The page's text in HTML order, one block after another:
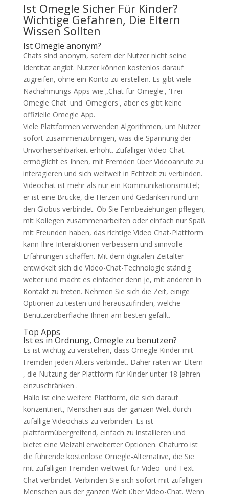
Ist Omegle Sicher Für Kinder?
Wichtige Gefahren, Die Eltern
Wissen Sollten
Ist Omegle anonym?
Chats sind anonym, sofern der Nutzer nicht seine
Identität angibt. Nutzer können kostenlos darauf
zugreifen, ohne ein Konto zu erstellen. Es gibt viele
Nachahmungs-Apps wie „Chat für Omegle', 'Frei
Omegle Chat' und 'Omeglers', aber es gibt keine
offizielle Omegle App.
Viele Plattformen verwenden Algorithmen, um Nutzer
sofort zusammenzubringen, was die Spannung der
Unvorhersehbarkeit erhöht. Zufälliger Video-Chat
ermöglicht es Ihnen, mit Fremden über Videoanrufe zu
interagieren und sich weltweit in Echtzeit zu verbinden.
Videochat ist mehr als nur ein Kommunikationsmittel;
er ist eine Brücke, die Herzen und Gedanken rund um
den Globus verbindet. Ob Sie Fernbeziehungen pflegen,
mit Kollegen zusammenarbeiten oder einfach nur Spaß
mit Freunden haben, das richtige Video Chat-Plattform
kann Ihre Interaktionen verbessern und sinnvolle
Erfahrungen schaffen. Mit dem digitalen Zeitalter
entwickelt sich die Video-Chat-Technologie ständig
weiter und macht es einfacher denn je, mit anderen in
Kontakt zu treten. Nehmen Sie sich die Zeit, einige
Optionen zu testen und herauszufinden, welche
Benutzeroberfläche Ihnen am besten gefällt.
Top Apps
Ist es in Ordnung, Omegle zu benutzen?
Es ist wichtig zu verstehen, dass Omegle Kinder mit
Fremden jeden Alters verbindet. Daher raten wir Eltern
, die Nutzung der Plattform für Kinder unter 18 Jahren
einzuschränken .
Hallo ist eine weitere Plattform, die sich darauf
konzentriert, Menschen aus der ganzen Welt durch
zufällige Videochats zu verbinden. Es ist
plattformübergreifend, einfach zu installieren und
bietet eine Vielzahl erweiterter Optionen. Chaturro ist
die führende kostenlose Omegle-Alternative, die Sie
mit zufälligen Fremden weltweit für Video- und Text-
Chat verbindet. Verbinden Sie sich sofort mit zufälligen
Menschen aus der ganzen Welt über Video-Chat. Wenn